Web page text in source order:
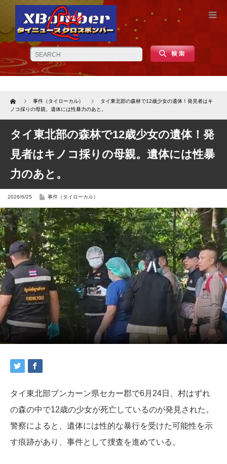
Home 事件（タイローカル）
タイ東北部の森林で12歳少女の遺体！発見者はキ
ノコ採りの母親。遺体には性暴力のあと。
タイ東北部の森林で12歳少女の遺体！発
見者はキノコ採りの母親。遺体には性暴
力のあと。
2026/6/25 事件（タイローカル）
タイ東北部ブンカーン県セカー郡で6月24日、村はずれ
の森の中で12歳の少女が死亡しているのが発見された。
警察によると、遺体には性的な暴行を受けた可能性を示
す痕跡があり、事件として捜査を進めている。